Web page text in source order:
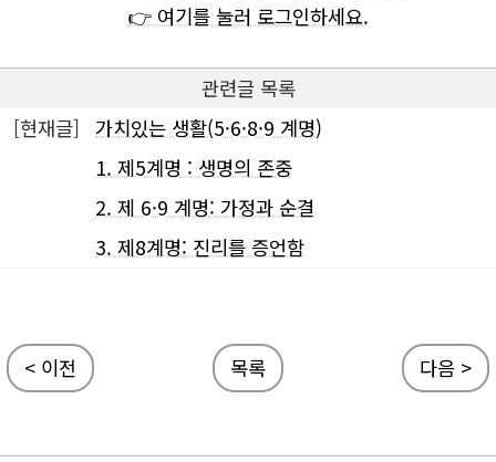
👉 여기를 눌러 로그인하세요.
관련글 목록
[현재글]
가치있는 생활(5·6·8·9 계명)
1. 제5계명 : 생명의 존중
2. 제 6·9 계명: 가정과 순결
3. 제8계명: 진리를 증언함
< 이전 목록 다음 >